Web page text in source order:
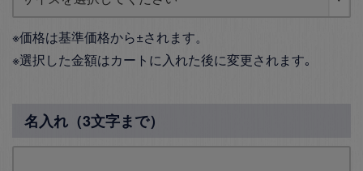
※価格は基準価格から±されます。
※選択した金額はカートに入れた後に変更されます｡
名入れ（3文字まで）